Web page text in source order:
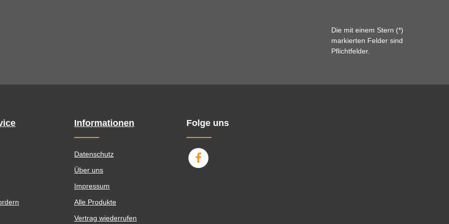
Die mit einem Stern (*)
markierten Felder sind
Pflichtfelder.
Informationen
Datenschutz
Über uns
Impressum
Alle Produkte
Vertrag wiederrufen
Folge uns